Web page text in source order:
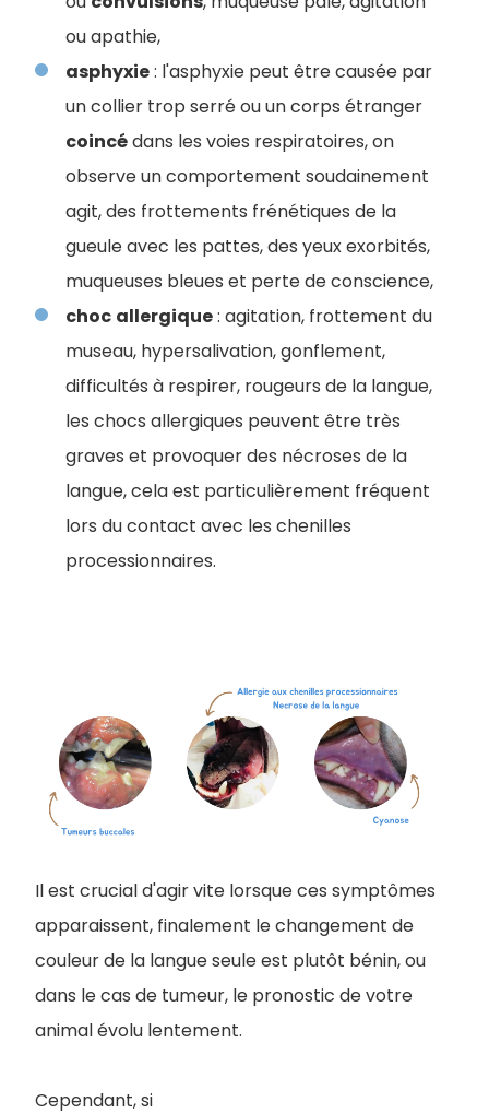
ou apathie,
asphyxie: l'asphyxie peut être causée par
un collier trop serré ou un corps étranger
coincédans les voies respiratoires, on
observe un comportement soudainement
agit, des frottements frénétiques de la
gueule avec les pattes, des yeux exorbités,
muqueuses bleues et perte de conscience,
choc allergique: agitation, frottement du
museau, hypersalivation, gonflement,
difficultés à respirer, rougeurs de la langue,
les chocs allergiques peuvent être très
graves et provoquer des nécroses de la
langue, cela est particulièrement fréquent
lors du contact avec les chenilles
processionnaires.
Il est crucial d'agir vite lorsque ces symptômes
apparaissent, finalement le changement de
couleur de la langue seule est plutôt bénin, ou
dans le cas de tumeur, le pronostic de votre
animal évolu lentement.
Cependant, si